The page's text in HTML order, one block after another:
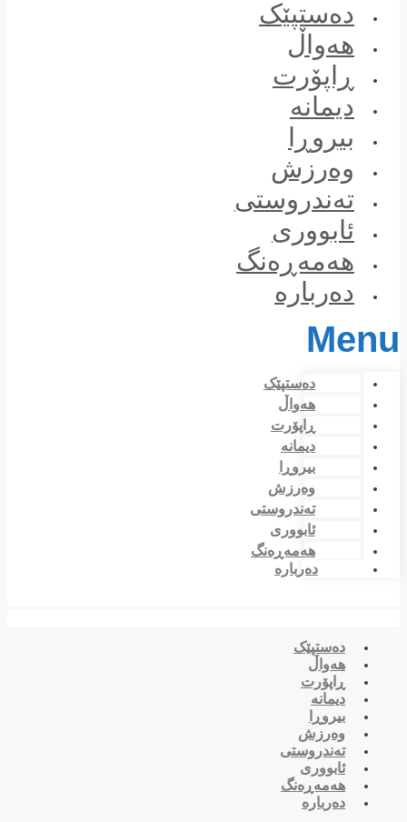
دەستپێک
هەواڵ
ڕاپۆرت
دیمانە
بیروڕا
وەرزش
تەندروستی
ئابووری
هەمەڕەنگ
دەربارە
Menu
دەستپێک
هەواڵ
ڕاپۆرت
دیمانە
بیروڕا
وەرزش
تەندروستی
ئابووری
هەمەڕەنگ
دەربارە
دەستپێک
هەواڵ
ڕاپۆرت
دیمانە
بیروڕا
وەرزش
تەندروستی
ئابووری
هەمەڕەنگ
دەربارە